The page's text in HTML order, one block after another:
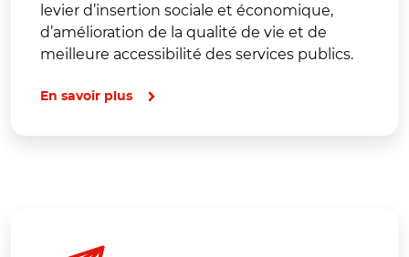
levier d’insertion sociale et économique,
d’amélioration de la qualité de vie et de
meilleure accessibilité des services publics.
En savoir plus